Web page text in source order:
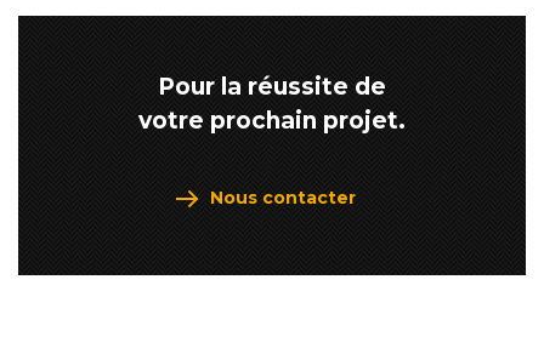
Pour la réussite de
votre prochain projet.
Nous contacter